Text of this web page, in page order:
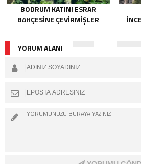
BODRUM KATINI ESRAR
BAHÇESINE ÇEVIRMIŞLER
YORUM ALANI